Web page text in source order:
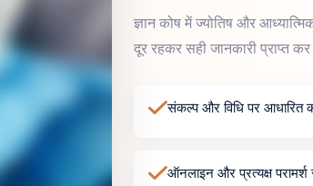
ज्ञान कोष में ज्योतिष और
दूर रहकर सही जानकारी प्राप्त
संकल्प और विधि पर आधारित
ऑनलाइन और प्रत्यक्ष परामर्श